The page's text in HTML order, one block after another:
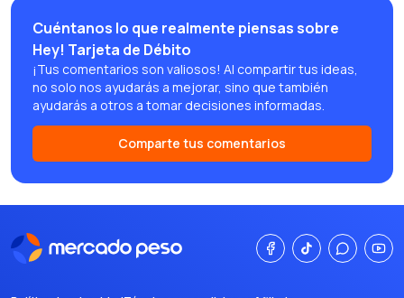
Cuéntanos lo que realmente piensas sobre
Hey! Tarjeta de Débito
¡Tus comentarios son valiosos! Al compartir tus ideas,
no solo nos ayudarás a mejorar, sino que también
ayudarás a otros a tomar decisiones informadas.
Comparte tus comentarios